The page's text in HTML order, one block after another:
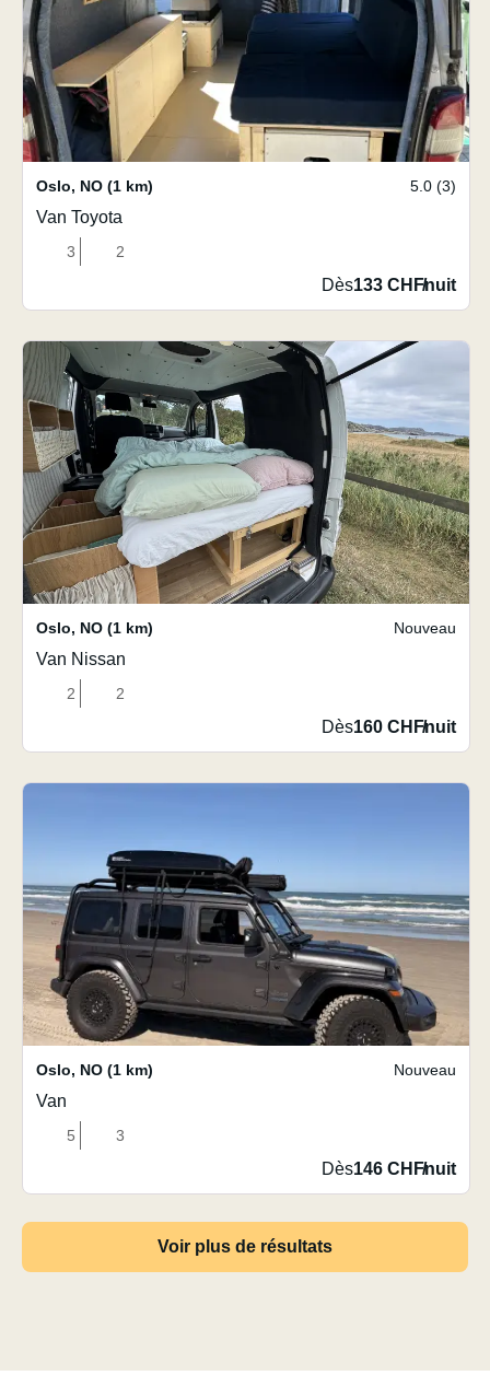
Oslo, NO (1 km) 5.0 (3)
Van Toyota
3 2
Dès133 CHF/nuit
Oslo, NO (1 km) Nouveau
Van Nissan
2 2
Dès160 CHF/nuit
Oslo, NO (1 km) Nouveau
Van
5 3
Dès146 CHF/nuit
Voir plus de résultats